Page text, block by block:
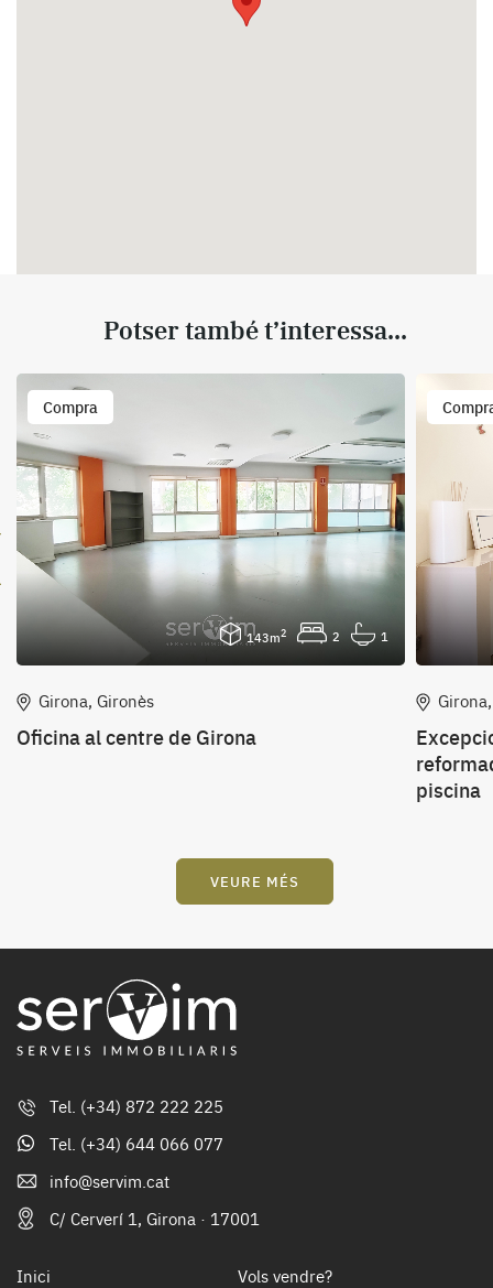
Potser també t’interessa...
Compra
143m2 2 1
Girona, Gironès
Oficina al centre de Girona
piscina
VEURE MÉS
Tel. (+34) 872 222 225
Tel. (+34) 644 066 077
info@servim.cat
C/ Cerverí 1, Girona · 17001
Inici Vols vendre?